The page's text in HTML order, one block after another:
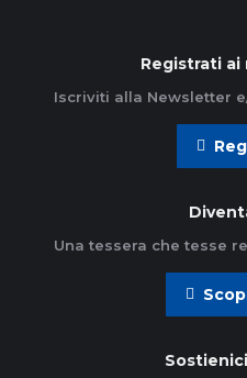
Registrati ai
Iscriviti alla Newsletter
Una tessera che tesse